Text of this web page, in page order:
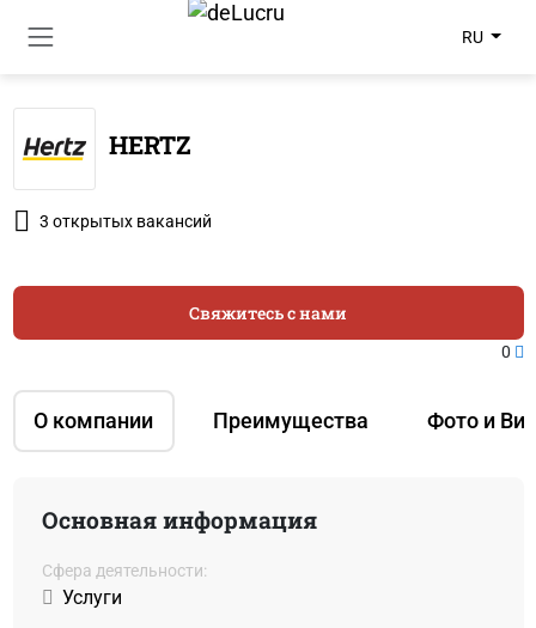
RU
HERTZ
3 открытых вакансий
О компании Преимущества Фото и
Свяжитесь с нами
0
Основная информация
Сфера деятельности:
Услуги